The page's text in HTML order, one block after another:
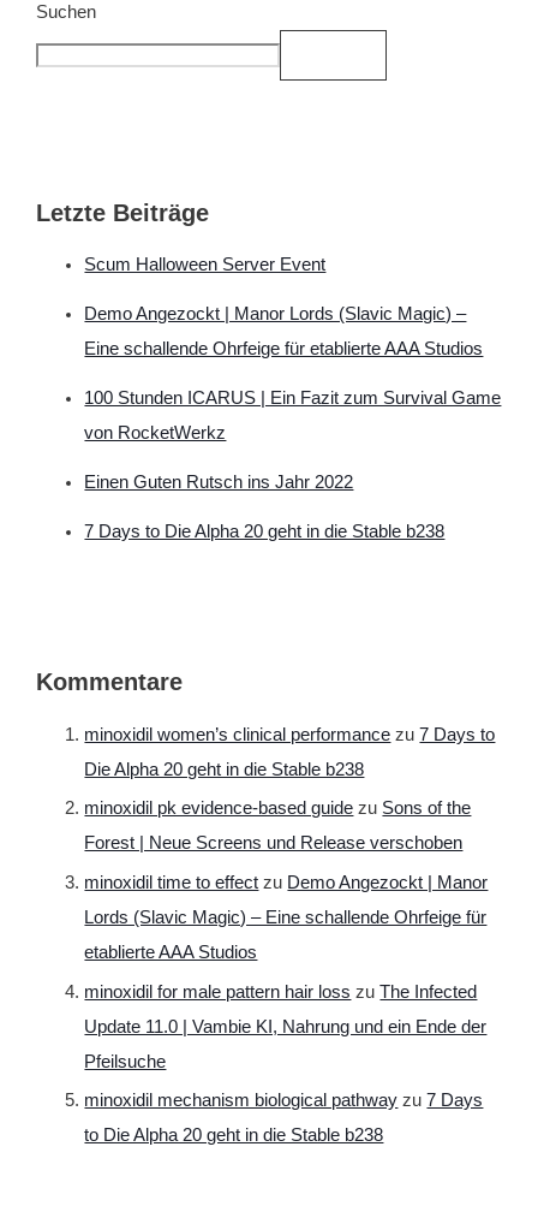
Suchen
Letzte Beiträge
Scum Halloween Server Event
Demo Angezockt | Manor Lords (Slavic Magic) –
Eine schallende Ohrfeige für etablierte AAA Studios
100 Stunden ICARUS | Ein Fazit zum Survival Game
von RocketWerkz
Einen Guten Rutsch ins Jahr 2022
7 Days to Die Alpha 20 geht in die Stable b238
Kommentare
minoxidil women’s clinical performance zu7 Days to
Die Alpha 20 geht in die Stable b238
minoxidil pk evidence‑based guide zu Sons of the
Forest | Neue Screens und Release verschoben
minoxidil time to effect zu Demo Angezockt | Manor
Lords (Slavic Magic) – Eine schallende Ohrfeige für
etablierte AAA Studios
minoxidil for male pattern hair loss zuThe Infected
Update 11.0 | Vambie KI, Nahrung und ein Ende der
Pfeilsuche
minoxidil mechanism biological pathway zu7 Days
to Die Alpha 20 geht in die Stable b238